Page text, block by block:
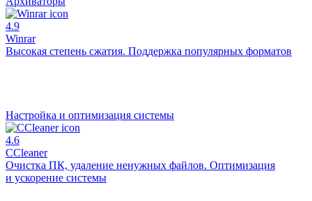
4.9
Winrar
Высокая степень сжатия. Поддержка популярных форматов
Настройка и оптимизация системы
4.6
CCleaner
Очистка ПК, удаление ненужных файлов. Оптимизация
и ускорение системы